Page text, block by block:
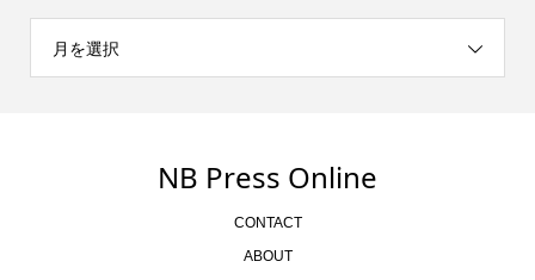
月を選択
NB Press Online
CONTACT
ABOUT